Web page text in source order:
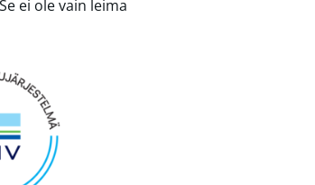
ei ole vain leima